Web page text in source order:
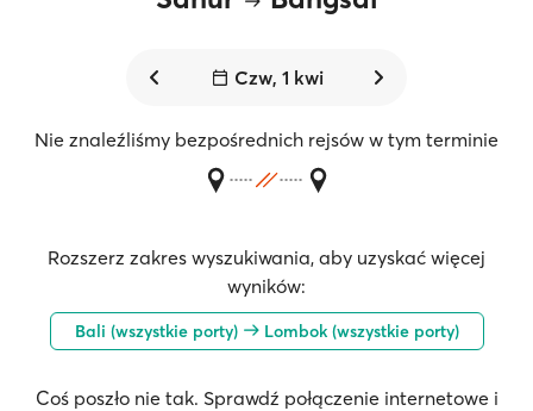
Czw, 1 kwi
Nie znaleźliśmy bezpośrednich rejsów w tym terminie
Rozszerz zakres wyszukiwania, aby uzyskać więcej
wyników:
Bali (wszystkie porty) Lombok (wszystkie porty)
Coś poszło nie tak. Sprawdź połączenie internetowe i